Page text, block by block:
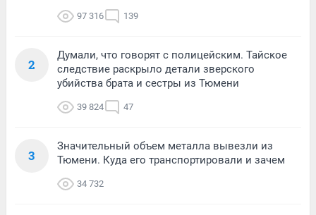
97 316 139
2
Думали, что говорят с полицейским. Тайское
следствие раскрыло детали зверского
убийства брата и сестры из Тюмени
39 824 47
3
Значительный объем металла вывезли из
Тюмени. Куда его транспортировали и зачем
34 732